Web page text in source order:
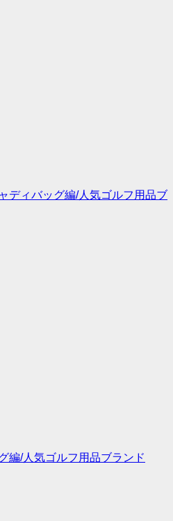
ディバッグ編/人気ゴルフ用品ブ
編/人気ゴルフ用品ブランド